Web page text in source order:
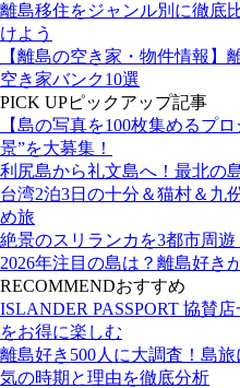
離島移住をジャンル別に徹底
けよう
【離島の空き家・物件情報
空き家バンク10選
PICK UPピックアップ記事
【島の写真を100枚集めるプ
景”を大募集！
利尻島から礼文島へ！最北の
台湾2泊3日の十分＆猫村＆九
め旅
絶景のスリランカを3都市周
2026年注目の島は？離島好き
RECOMMENDおすすめ
ISLANDER PASSPORT 協賛
をお得に楽しむ
離島好き500人に大調査！島
気の時期と理由を徹底分析